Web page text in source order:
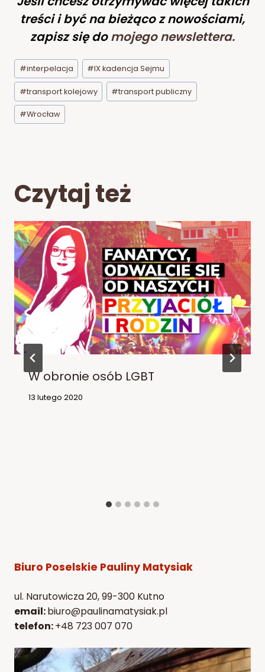
treści i być na bieżąco z nowościami,
zapisz się do mojego newslettera.
Tagi
wpisu:
#interpelacja #IX kadencja Sejmu
#transport kolejowy #transport publiczny
#Wrocław
Czytaj też
W obronie osób LGBT
13 lutego 2020
Biuro Poselskie Pauliny Matysiak
ul. Narutowicza 20, 99-300 Kutno
email:biuro@paulinamatysiak.pl
telefon:+48 723 007 070